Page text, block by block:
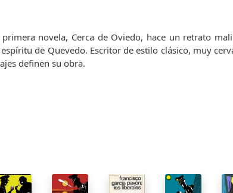
novela, Cerca de Oviedo, hace un retrato
de Quevedo. Escritor de estilo clásico, muy
definen su obra.